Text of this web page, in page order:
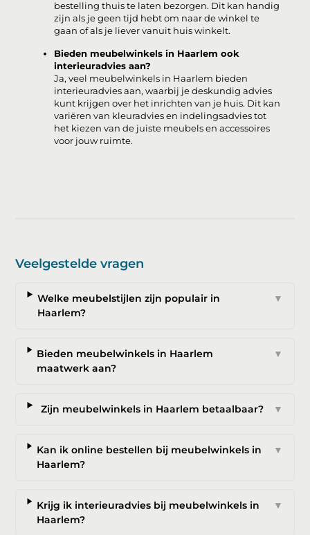
bestelling thuis te laten bezorgen. Dit kan handig
zijn als je geen tijd hebt om naar de winkel te
gaan of als je liever vanuit huis winkelt.
Bieden meubelwinkels in Haarlem ook
interieuradvies aan?
Ja, veel meubelwinkels in Haarlem bieden
interieuradvies aan, waarbij je deskundig advies
kunt krijgen over het inrichten van je huis. Dit kan
variëren van kleuradvies en indelingsadvies tot
het kiezen van de juiste meubels en accessoires
voor jouw ruimte.
Veelgestelde vragen
Welke meubelstijlen zijn populair in
Haarlem?
▼
Bieden meubelwinkels in Haarlem
maatwerk aan?
▼
Zijn meubelwinkels in Haarlem betaalbaar? ▼
Kan ik online bestellen bij meubelwinkels in
Haarlem?
▼
Krijg ik interieuradvies bij meubelwinkels in
Haarlem?
▼